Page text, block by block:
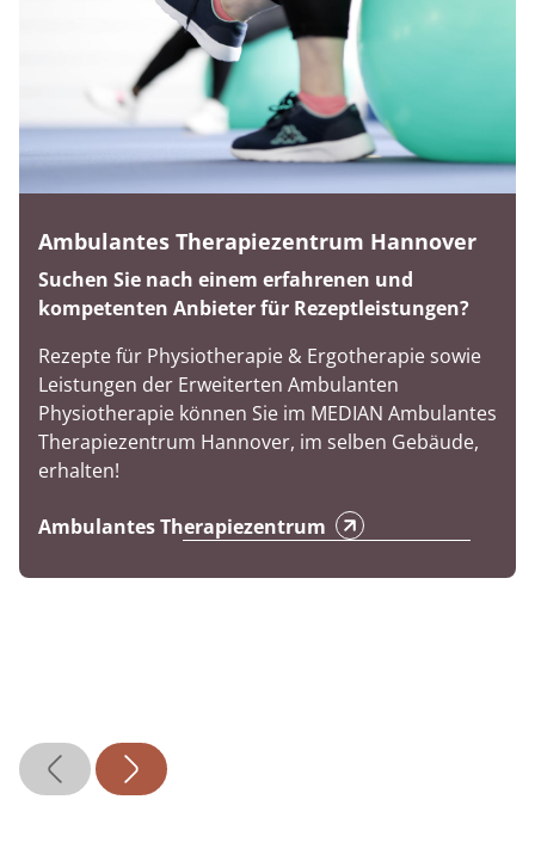
Ambulantes Therapiezentrum Hannover
Suchen Sie nach einem erfahrenen und
kompetenten Anbieter für Rezeptleistungen?
Rezepte für Physiotherapie & Ergotherapie sowie
Leistungen der Erweiterten Ambulanten
Physiotherapie können Sie im MEDIAN Ambulantes
Therapiezentrum Hannover, im selben Gebäude,
erhalten!
Ambulantes Therapiezentrum